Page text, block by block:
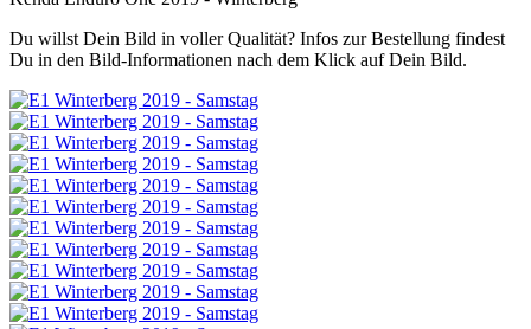
Du willst Dein Bild in voller Qualität? Infos zur Bestellung findest
Du in den Bild-Informationen nach dem Klick auf Dein Bild.